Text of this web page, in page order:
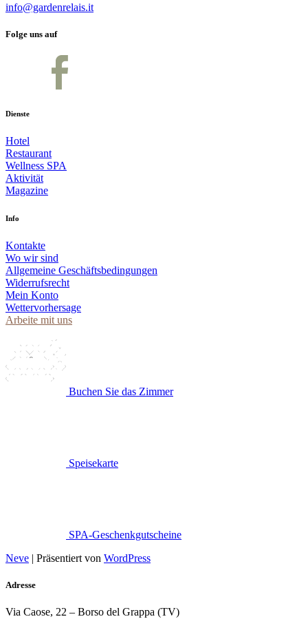
info@gardenrelais.it
Folge uns auf
Dienste
Hotel
Restaurant
Wellness SPA
Aktivität
Magazine
Info
Kontakte
Wo wir sind
Allgemeine Geschäftsbedingungen
Widerrufsrecht
Mein Konto
Wettervorhersage
Arbeite mit uns
Buchen Sie das Zimmer
Speisekarte
SPA-Geschenkgutscheine
Neve | Präsentiert von WordPress
Adresse
Via Caose, 22 – Borso del Grappa (TV)